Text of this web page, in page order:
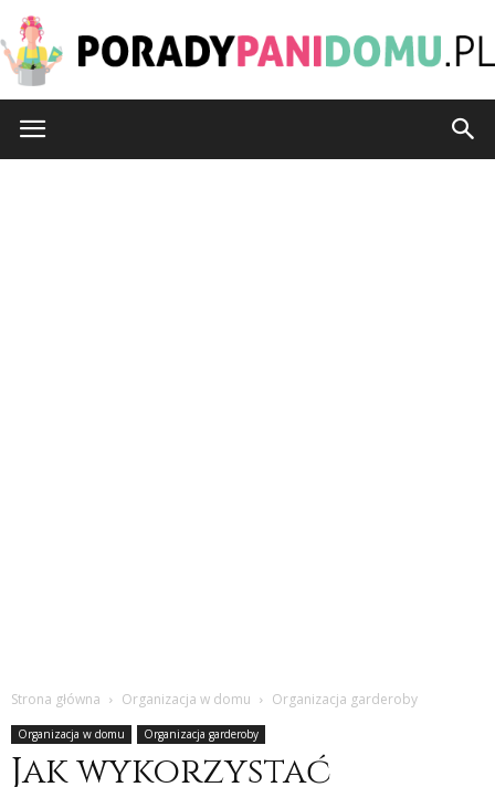
Strona główna Organizacja w domu Organizacja garderoby
Organizacja w domu Organizacja garderoby
Jak wykorzystać